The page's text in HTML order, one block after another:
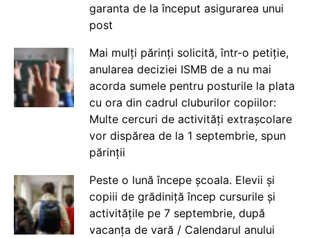
garanta de la început asigurarea unui
post
Mai mulți părinți solicită, într-o petiție,
anularea deciziei ISMB de a nu mai
acorda sumele pentru posturile la plata
cu ora din cadrul cluburilor copiilor:
Multe cercuri de activități extrașcolare
vor dispărea de la 1 septembrie, spun
părinții
Peste o lună începe școala. Elevii și
copiii de grădiniță încep cursurile și
activitățile pe 7 septembrie, după
vacanța de vară / Calendarul anului